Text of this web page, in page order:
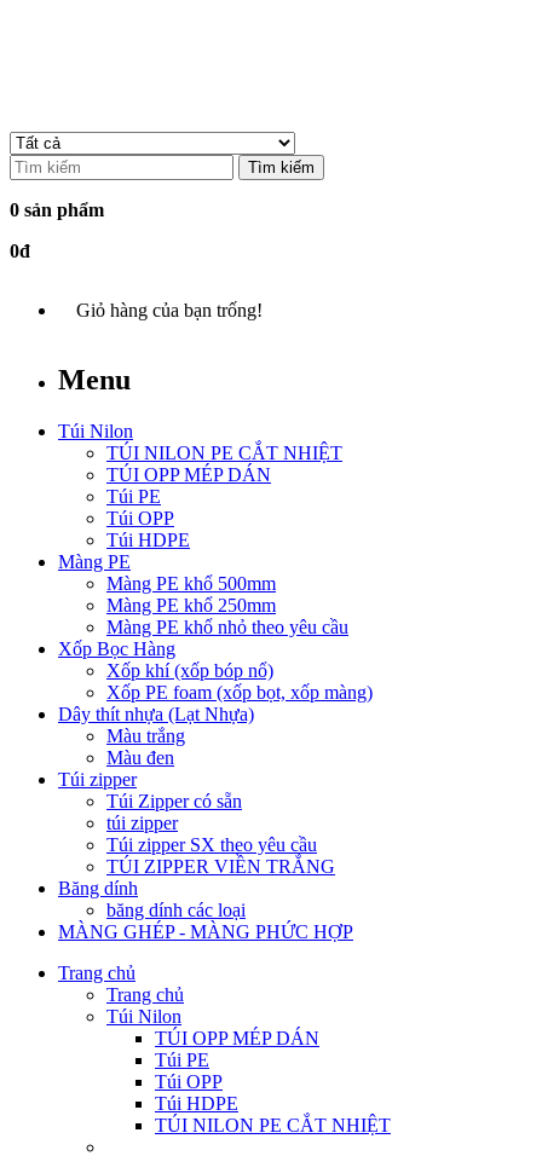
Tìm kiếm
0 sản phẩm
0đ
Giỏ hàng của bạn trống!
Menu
Túi Nilon
TÚI NILON PE CẮT NHIỆT
TÚI OPP MÉP DÁN
Túi PE
Túi OPP
Túi HDPE
Màng PE
Màng PE khổ 500mm
Màng PE khổ 250mm
Màng PE khổ nhỏ theo yêu cầu
Xốp Bọc Hàng
Xốp khí (xốp bóp nổ)
Xốp PE foam (xốp bọt, xốp màng)
Dây thít nhựa (Lạt Nhựa)
Màu trắng
Màu đen
Túi zipper
Túi Zipper có sẵn
túi zipper
Túi zipper SX theo yêu cầu
TÚI ZIPPER VIỀN TRẮNG
Băng dính
băng dính các loại
MÀNG GHÉP - MÀNG PHỨC HỢP
Trang chủ
Trang chủ
Túi Nilon
TÚI OPP MÉP DÁN
Túi PE
Túi OPP
Túi HDPE
TÚI NILON PE CẮT NHIỆT